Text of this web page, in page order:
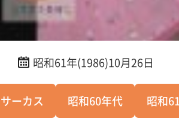
昭和61年(1986)10月26日
サーカス 昭和60年代 昭和